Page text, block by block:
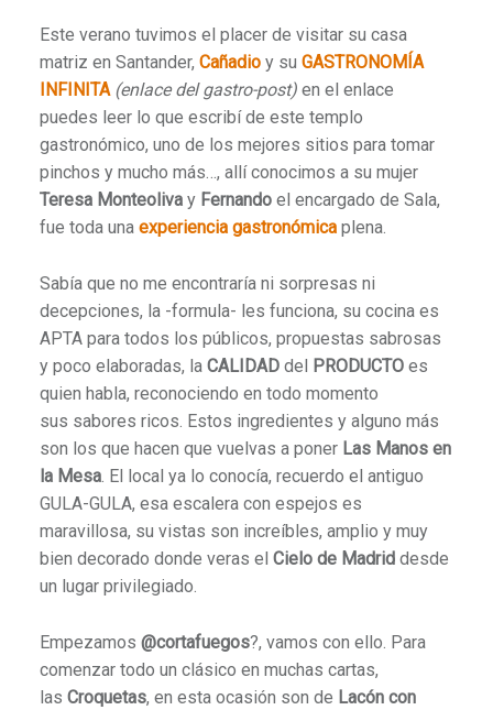
Este verano tuvimos el placer de visitar su casa
matriz en Santander, Cañadioy su GASTRONOMÍA
INFINITA(enlace del gastro-post) en el enlace
puedes leer lo que escribí de este templo
gastronómico, uno de los mejores sitios para tomar
pinchos y mucho más…, allí conocimos a su mujer
Teresa Monteolivay Fernandoel encargado de Sala,
fue toda una experiencia gastronómicaplena.
Sabía que no me encontraría ni sorpresas ni
decepciones, la -formula- les funciona, su cocina es
APTA para todos los públicos, propuestas sabrosas
y poco elaboradas, la CALIDADdel PRODUCTOes
quien habla, reconociendo en todo momento
sus sabores ricos. Estos ingredientes y alguno más
son los que hacen que vuelvas a ponerLas Manos en
la Mesa. El local ya lo conocía, recuerdo el antiguo
GULA-GULA, esa escalera con espejos es
maravillosa, su vistas son increíbles, amplio y muy
bien decorado donde veras el Cielo de Madriddesde
un lugar privilegiado.
Empezamos @cortafuegos?, vamos con ello. Para
comenzar todo un clásico en muchas cartas,
las Croquetas, en esta ocasión son de Lacón con